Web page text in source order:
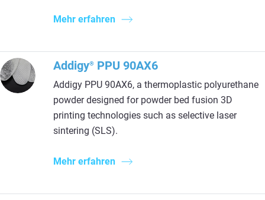
Mehr erfahren
Addigy® PPU 90AX6
Addigy PPU 90AX6, a thermoplastic polyurethane
powder designed for powder bed fusion 3D
printing technologies such as selective laser
sintering (SLS).
Mehr erfahren